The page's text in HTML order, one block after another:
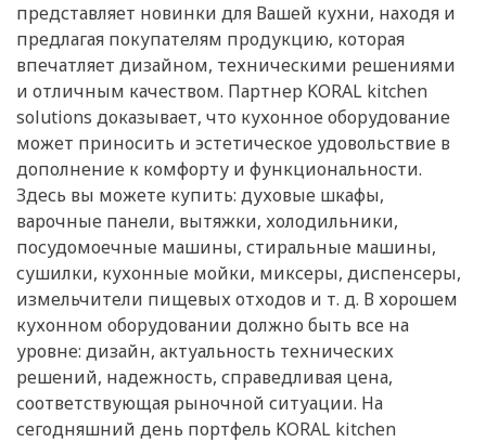
представляет новинки для Вашей кухни, находя и
предлагая покупателям продукцию, которая
впечатляет дизайном, техническими решениями
и отличным качеством. Партнер KORAL kitchen
solutions доказывает, что кухонное оборудование
может приносить и эстетическое удовольствие в
дополнение к комфорту и функциональности.
Здесь вы можете купить: духовые шкафы,
варочные панели, вытяжки, холодильники,
посудомоечные машины, стиральные машины,
сушилки, кухонные мойки, миксеры, диспенсеры,
измельчители пищевых отходов и т. д. В хорошем
кухонном оборудовании должно быть все на
уровне: дизайн, актуальность технических
решений, надежность, справедливая цена,
соответствующая рыночной ситуации. На
сегодняшний день портфель KORAL kitchen